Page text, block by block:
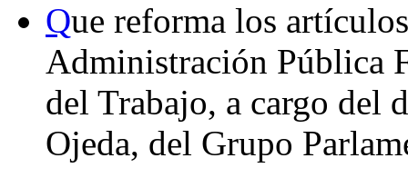
Que reforma los
Administración Pública
del Trabajo, a cargo del
Ojeda, del Grupo